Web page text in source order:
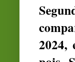
2024,